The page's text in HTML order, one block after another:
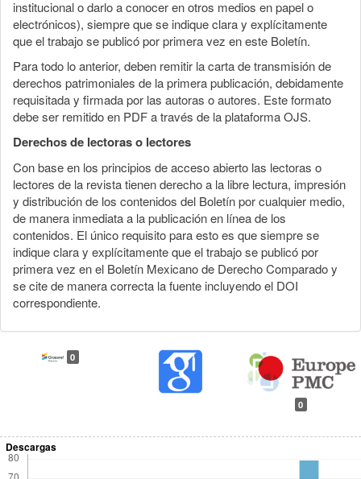
institucional o darlo a conocer en otros medios en papel o
electrónicos), siempre que se indique clara y explícitamente
que el trabajo se publicó por primera vez en este Boletín.
Para todo lo anterior, deben remitir la carta de transmisión de
derechos patrimoniales de la primera publicación, debidamente
requisitada y firmada por las autoras o autores. Este formato
debe ser remitido en PDF a través de la plataforma OJS.
Derechos de lectoras o lectores
Con base en los principios de acceso abierto las lectoras o
lectores de la revista tienen derecho a la libre lectura, impresión
y distribución de los contenidos del Boletín por cualquier medio,
de manera inmediata a la publicación en línea de los
contenidos. El único requisito para esto es que siempre se
indique clara y explícitamente que el trabajo se publicó por
primera vez en el Boletín Mexicano de Derecho Comparado y
se cite de manera correcta la fuente incluyendo el DOI
correspondiente.
0
0
Descargas